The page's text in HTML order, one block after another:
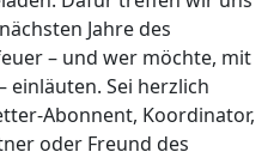
Jahre des
– und wer möchte, mit
einläuten. Sei herzlich
Abonnent, Koordinator,
oder Freund des